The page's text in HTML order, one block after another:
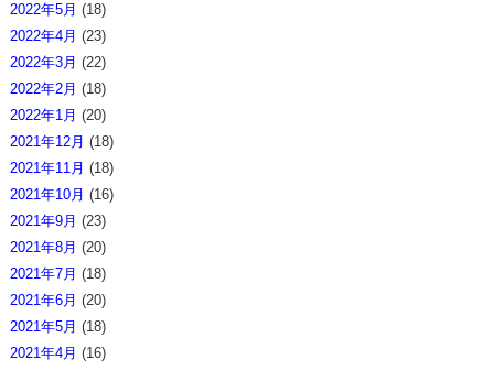
2022年5月 (18)
2022年4月 (23)
2022年3月 (22)
2022年2月 (18)
2022年1月 (20)
2021年12月 (18)
2021年11月 (18)
2021年10月 (16)
2021年9月 (23)
2021年8月 (20)
2021年7月 (18)
2021年6月 (20)
2021年5月 (18)
2021年4月 (16)